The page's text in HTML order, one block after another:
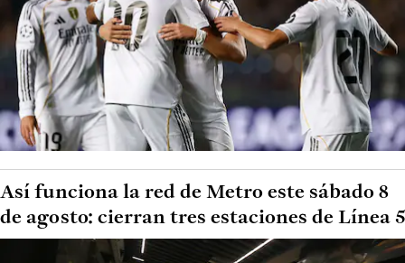
Así funciona la red de Metro este sábado 8
de agosto: cierran tres estaciones de Línea 5